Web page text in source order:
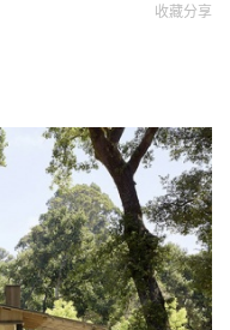
收藏分享